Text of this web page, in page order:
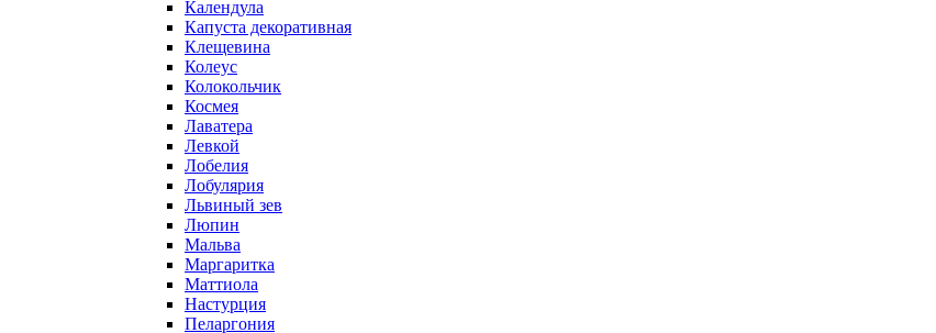
Календула
Капуста декоративная
Клещевина
Колеус
Колокольчик
Космея
Лаватера
Левкой
Лобелия
Лобулярия
Львиный зев
Люпин
Мальва
Маргаритка
Маттиола
Настурция
Пеларгония